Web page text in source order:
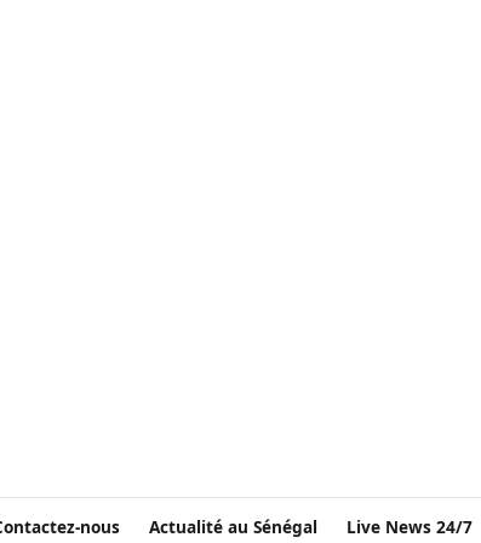
nous Actualité au Sénégal Live News 24/7